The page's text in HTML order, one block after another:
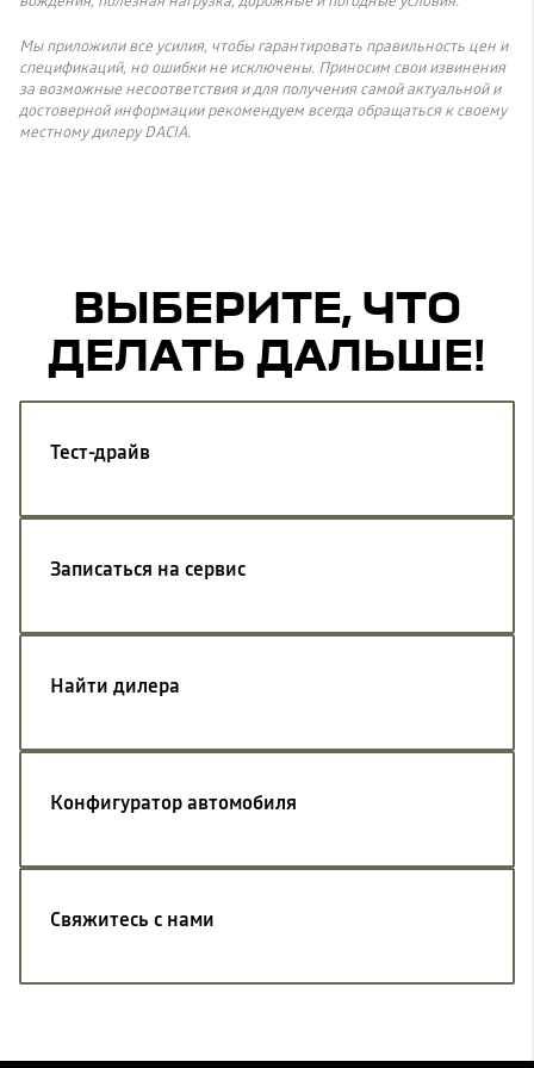
Мы приложили все усилия, чтобы гарантировать правильность цен и
спецификаций, но ошибки не исключены. Приносим свои извинения
за возможные несоответствия и для получения самой актуальной и
достоверной информации рекомендуем всегда обращаться к своему
местному дилеру DACIA.
ВЫБЕРИТЕ, ЧТО
ДЕЛАТЬ ДАЛЬШЕ!
Тест-драйв
Записаться на сервис
Найти дилера
Конфигуратор автомобиля
Свяжитесь с нами